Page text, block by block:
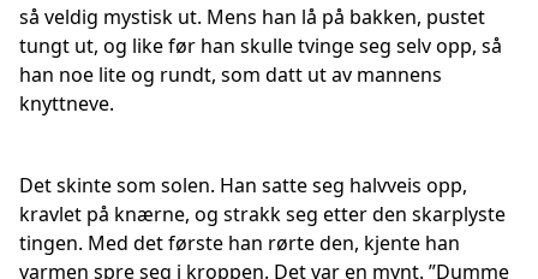
så veldig mystisk ut. Mens han lå på bakken, pustet
tungt ut, og like før han skulle tvinge seg selv opp, så
han noe lite og rundt, som datt ut av mannens
knyttneve.
Det skinte som solen. Han satte seg halvveis opp,
kravlet på knærne, og strakk seg etter den skarplyste
tingen. Med det første han rørte den, kjente han
varmen spre seg i kroppen. Det var en mynt. ”Dumme